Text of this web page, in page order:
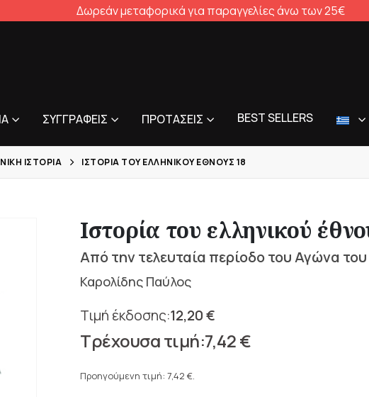
Δωρεάν μεταφορικά για παραγγελίες άνω των 25€
ΣΥΓΓΡΑΦΕΊΣ ΠΡΟΤΆΣΕΙΣ BEST SELLERS
ΙΣΤΟΡΊΑ ΙΣΤΟΡΊΑ ΤΟΥ ΕΛΛΗΝΙΚΟΎ ΈΘΝΟΥΣ 18
Ιστορία του ελληνικού
Από την τελευταία περίοδο του Αγώνα του
Καρολίδης Παύλος
12,20€
Original
price
was:
12,20 €.
7,42€
τρέχουσα
Προηγούμενη τιμή: 7,42 €.